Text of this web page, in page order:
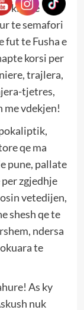
kishte
te semafori
fut te Fusha e
korsi per
trajlera,
tjetres,
me vdekjen!
qe ma
pune, pallate
zgjedhje
vetedijen,
shesh qe te
ndersa
te
As ky
nuk